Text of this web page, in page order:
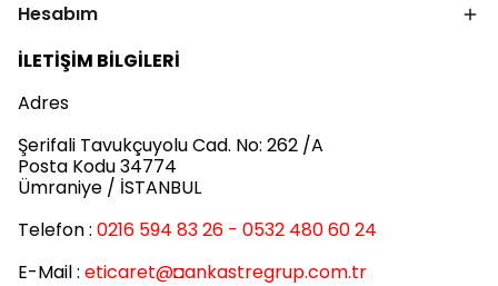
Hesabım
İLETİŞİM BİLGİLERİ
Adres
Şerifali Tavukçuyolu Cad. No: 262 /A
Posta Kodu 34774
Ümraniye / İSTANBUL
Telefon : 0216 594 83 26 - 0532 480 60 24
E-Mail : eticaret@◘ankastregrup.com.tr